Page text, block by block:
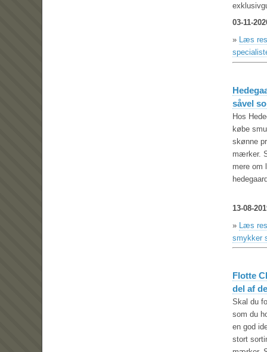
03-11-
» Læs
såvel
Hos
købe
skønne
mærker.
mere om
13-08-
» Læs
smykker
Flotte
del af
Skal du
som du
en god
stort